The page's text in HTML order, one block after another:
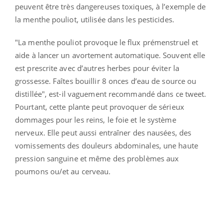
peuvent être très dangereuses toxiques, à l’exemple de
la menthe pouliot, utilisée dans les pesticides.
"La menthe pouliot provoque le flux prémenstruel et
aide à lancer un avortement automatique. Souvent elle
est prescrite avec d’autres herbes pour éviter la
grossesse. Faîtes bouillir 8 onces d’eau de source ou
distillée", est-il vaguement recommandé dans ce tweet.
Pourtant, cette plante peut provoquer de sérieux
dommages pour les reins, le foie et le système
nerveux. Elle peut aussi entraîner des nausées, des
vomissements des douleurs abdominales, une haute
pression sanguine et même des problèmes aux
poumons ou/et au cerveau.